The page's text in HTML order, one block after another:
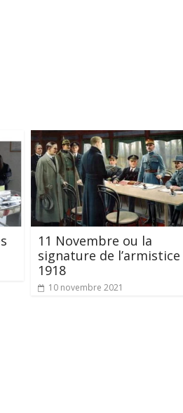
11 Novembre ou la
signature de l’armistice
1918
10 novembre 2021